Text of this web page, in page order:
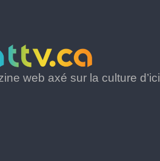
web axé sur la culture d’ici